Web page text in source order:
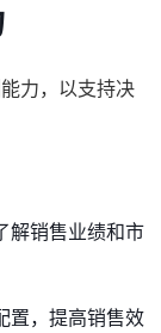
力，以支持决
解销售业绩和市
置，提高销售效